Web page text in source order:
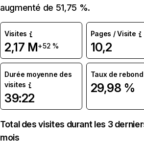
augmenté de 51,75 %.
Visites
2,17 M+52 %
Pages / Visite
10,2
Durée moyenne des
visites
39:22
Taux de rebond
29,98 %
Total des visites durant les 3
mois